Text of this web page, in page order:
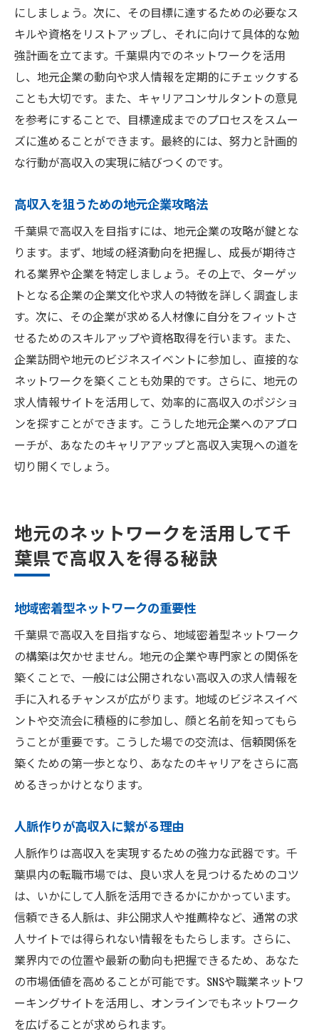
にしましょう。次に、その目標に達するための必要なス
キルや資格をリストアップし、それに向けて具体的な勉
強計画を立てます。千葉県内でのネットワークを活用
し、地元企業の動向や求人情報を定期的にチェックする
ことも大切です。また、キャリアコンサルタントの意見
を参考にすることで、目標達成までのプロセスをスムー
ズに進めることができます。最終的には、努力と計画的
な行動が高収入の実現に結びつくのです。
高収入を狙うための地元企業攻略法
千葉県で高収入を目指すには、地元企業の攻略が鍵とな
ります。まず、地域の経済動向を把握し、成長が期待さ
れる業界や企業を特定しましょう。その上で、ターゲッ
トとなる企業の企業文化や求人の特徴を詳しく調査しま
す。次に、その企業が求める人材像に自分をフィットさ
せるためのスキルアップや資格取得を行います。また、
企業訪問や地元のビジネスイベントに参加し、直接的な
ネットワークを築くことも効果的です。さらに、地元の
求人情報サイトを活用して、効率的に高収入のポジショ
ンを探すことができます。こうした地元企業へのアプロ
ーチが、あなたのキャリアアップと高収入実現への道を
切り開くでしょう。
地元のネットワークを活用して千
葉県で高収入を得る秘訣
地域密着型ネットワークの重要性
千葉県で高収入を目指すなら、地域密着型ネットワーク
の構築は欠かせません。地元の企業や専門家との関係を
築くことで、一般には公開されない高収入の求人情報を
手に入れるチャンスが広がります。地域のビジネスイベ
ントや交流会に積極的に参加し、顔と名前を知ってもら
うことが重要です。こうした場での交流は、信頼関係を
築くための第一歩となり、あなたのキャリアをさらに高
めるきっかけとなります。
人脈作りが高収入に繋がる理由
人脈作りは高収入を実現するための強力な武器です。千
葉県内の転職市場では、良い求人を見つけるためのコツ
は、いかにして人脈を活用できるかにかかっています。
信頼できる人脈は、非公開求人や推薦枠など、通常の求
人サイトでは得られない情報をもたらします。さらに、
業界内での位置や最新の動向も把握できるため、あなた
の市場価値を高めることが可能です。SNSや職業ネットワ
ーキングサイトを活用し、オンラインでもネットワーク
を広げることが求められます。